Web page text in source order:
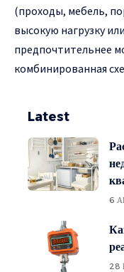
(проходы, мебель,
высокую нагрузку
предпочтительнее
комбинированная
Latest
6
28